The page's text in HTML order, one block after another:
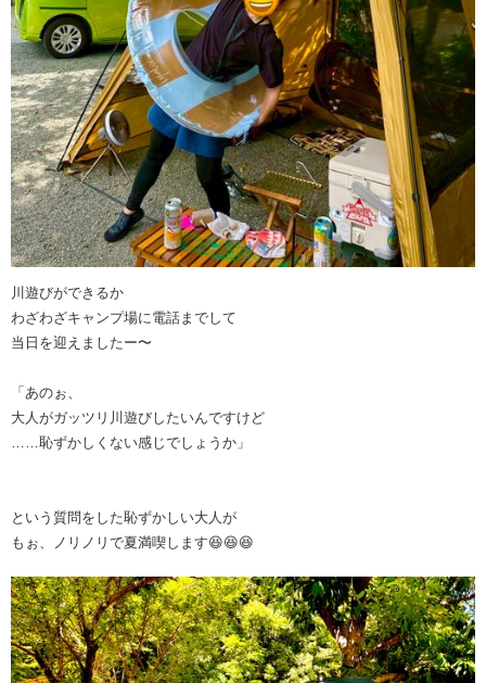
川遊びができるか
わざわざキャンプ場に電話までして
当日を迎えましたー〜
「あのぉ、
大人がガッツリ川遊びしたいんですけど
……恥ずかしくない感じでしょうか」
という質問をした恥ずかしい大人が
もぉ、ノリノリで夏満喫します😆😆😆